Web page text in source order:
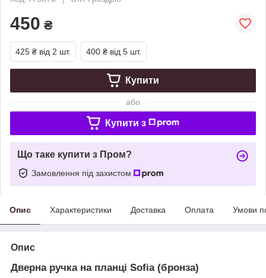
450 ₴
425 ₴ від 2 шт. 400 ₴ від 5 шт.
Купити
або
Купити з
Що таке купити з Пром?
Замовлення під захистом
Опис Характеристики Доставка Оплата Умови
Опис
Дверна ручка на планці Sofia (бронза)